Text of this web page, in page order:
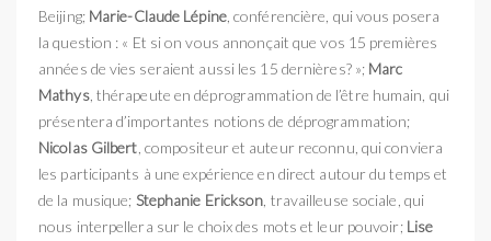
Beijing; Marie-Claude Lépine, conférencière, qui vous posera
la question : « Et si on vous annonçait que vos 15 premières
années de vies seraient aussi les 15 dernières? »; Marc
Mathys, thérapeute en déprogrammation de l’être humain, qui
présentera d’importantes notions de déprogrammation;
Nicolas Gilbert , compositeur et auteur reconnu, qui conviera
les participants à une expérience en direct autour du temps et
de la musique; Stephanie Erickson , travailleuse sociale, qui
nous interpellera sur le choix des mots et leur pouvoir; Lise